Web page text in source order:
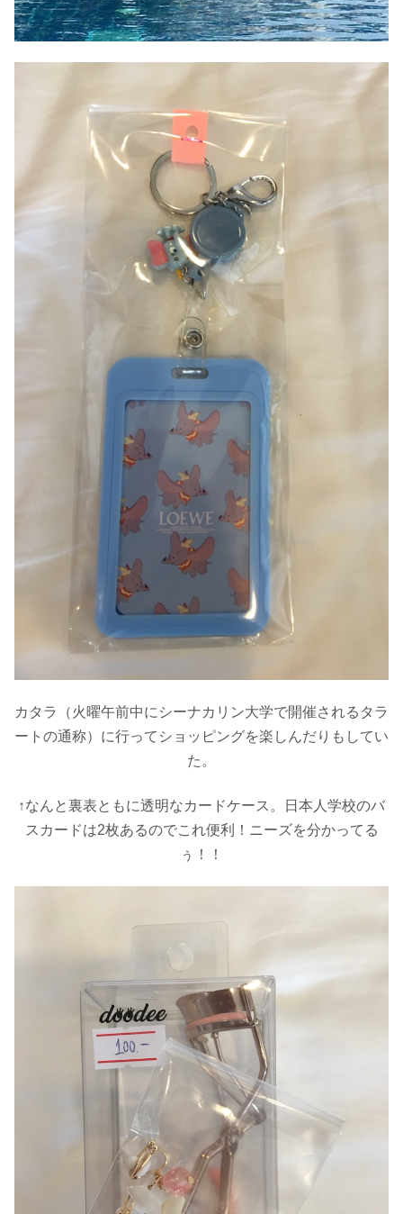
カタラ（火曜午前中にシーナカリン大学で開催されるタラ
ートの通称）に行ってショッピングを楽しんだりもしてい
た。
↑なんと裏表ともに透明なカードケース。日本人学校のバ
スカードは2枚あるのでこれ便利！ニーズを分かってる
ぅ！！